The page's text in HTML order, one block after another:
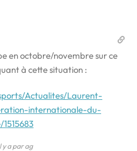
en octobre/novembre sur ce
à cette situation :
Actualites/Laurent-
internationale-du-
y a par ag